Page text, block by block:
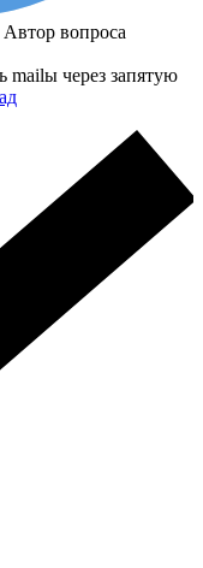
Автор вопроса
mailы через запятую